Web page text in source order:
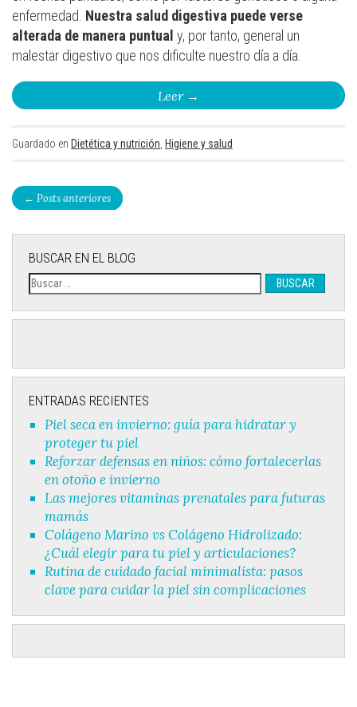
enfermedad. Nuestra salud digestiva puede verse
alterada de manera puntual y, por tanto, general un
malestar digestivo que nos dificulte nuestro día a día.
Leer →
Guardado en Dietética y nutrición Higiene y salud
← Posts anteriores
BUSCAR EN EL BLOG
ENTRADAS RECIENTES
Piel seca en invierno: guía para hidratar y
proteger tu piel
Reforzar defensas en niños: cómo fortalecerlas
en otoño e invierno
Las mejores vitaminas prenatales para futuras
mamás
Colágeno Marino vs Colágeno Hidrolizado:
¿Cuál elegir para tu piel y articulaciones?
Rutina de cuidado facial minimalista: pasos
clave para cuidar la piel sin complicaciones